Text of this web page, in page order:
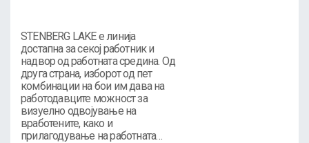
STENBERG LAKE е линија
достапна за секој работник и
надвор од работната средина. Од
друга страна, изборот од пет
комбинации на бои им дава на
работодавците можност за
визуелно одвојување на
вработените, како и
прилагодување на работната…